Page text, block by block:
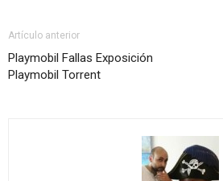
Artículo anterior
Playmobil Fallas Exposición
Playmobil Torrent